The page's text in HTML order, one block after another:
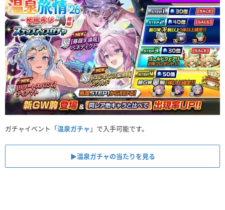
ガチャイベント「温泉ガチャ 」で入手可能です。
▶︎温泉ガチャの当たりを見る